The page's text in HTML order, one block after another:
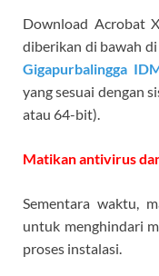
Download Acrobat
diberikan di bawah
Gigapurbalingga
yang sesuai dengan
atau 64-bit).
Matikan antivirus
Sementara waktu,
untuk menghindari
proses instalasi.